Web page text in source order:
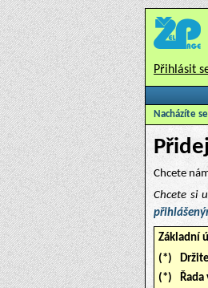
Přihlásit
Nacházíte
Chcete
Chcete si
Základní
(*)
(*)
Řada